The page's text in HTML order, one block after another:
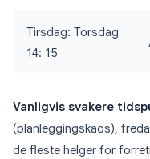
Tirsdag: Torsdag
14: 15
Vanligvis svakere
(planleggingskaos),
de fleste helger for